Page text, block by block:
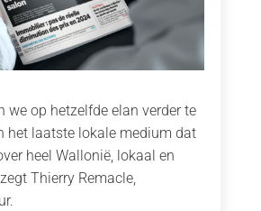
we op hetzelfde elan verder te
het laatste lokale medium dat
heel Wallonië, lokaal en
Thierry Remacle,